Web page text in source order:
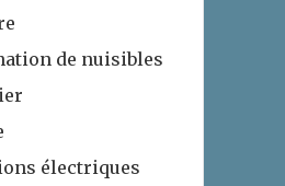
de nuisibles
électriques